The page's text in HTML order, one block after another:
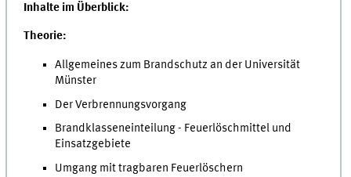
Inhalte im Überblick:
Theorie:
Allgemeines zum Brandschutz an der Universität
Münster
Der Verbrennungsvorgang
Brandklasseneinteilung - Feuerlöschmittel und
Einsatzgebiete
Umgang mit tragbaren Feuerlöschern